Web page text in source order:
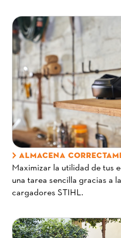
ALMACENA
Maximizar la utilidad de tus
una tarea sencilla gracias a
cargadores STIHL.